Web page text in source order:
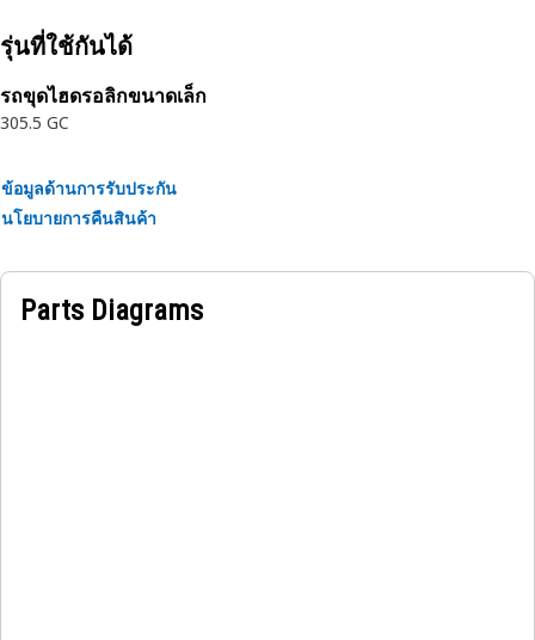
Consult your owner’s manual or contact your local Cat
Dealer for more information.
รุ่นที่ใช้กันได้
รถขุดไฮดรอลิกขนาดเล็ก
305.5 GC
ข้อมูลด้านการรับประกัน
นโยบายการคืนสินค้า
Parts Diagrams